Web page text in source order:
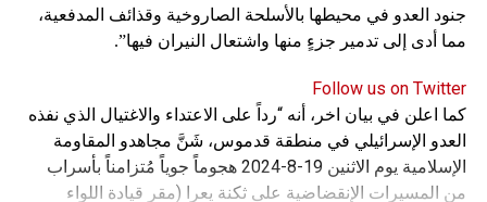
جنود العدو في محيطها بالأسلحة الصاروخية وقذائف المدفعية،
مما أدى إلى تدمير جزءٍ منها واشتعال النيران فيها”.
Follow us on Twitter
كما اعلن في بيان اخر، أنه “رداً على الاعتداء والاغتيال الذي نفذه
العدو الإسرائيلي في منطقة قدموس، شَنَّ مجاهدو المقاومة
الإسلامية يوم الاثنين 19-8-2024 هجوماً جوياً مُتزامناً بأسراب
من المسيرات الإنقضاضية على ثكنة يعرا (مقر قيادة اللواء